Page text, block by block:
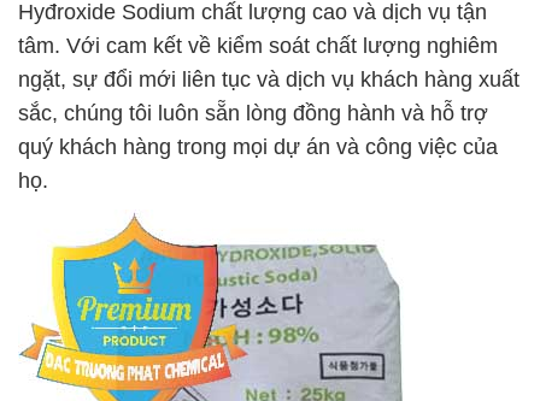
Hyđroxide Sodium chất lượng cao và dịch vụ tận
tâm. Với cam kết về kiểm soát chất lượng nghiêm
ngặt, sự đổi mới liên tục và dịch vụ khách hàng xuất
sắc, chúng tôi luôn sẵn lòng đồng hành và hỗ trợ
quý khách hàng trong mọi dự án và công việc của
họ.